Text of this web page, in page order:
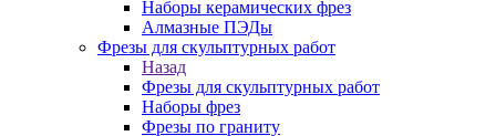
Наборы керамических фрез
Алмазные ПЭДы
Фрезы для скульптурных работ
Назад
Фрезы для скульптурных работ
Наборы фрез
Фрезы по граниту